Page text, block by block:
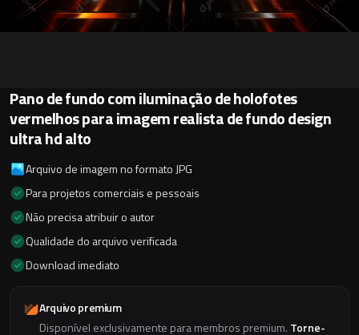
Pano de fundo com iluminação de holofotes
vermelhos para imagem realista de fundo design
ultra hd alto
Arquivo de imagem no formato JPG
Para projetos comerciais e pessoais
Não precisa atribuir o autor
Qualidade do arquivo verificada
Download imediato
Arquivo premium
Disponível exclusivamente para membros premium. Torne-